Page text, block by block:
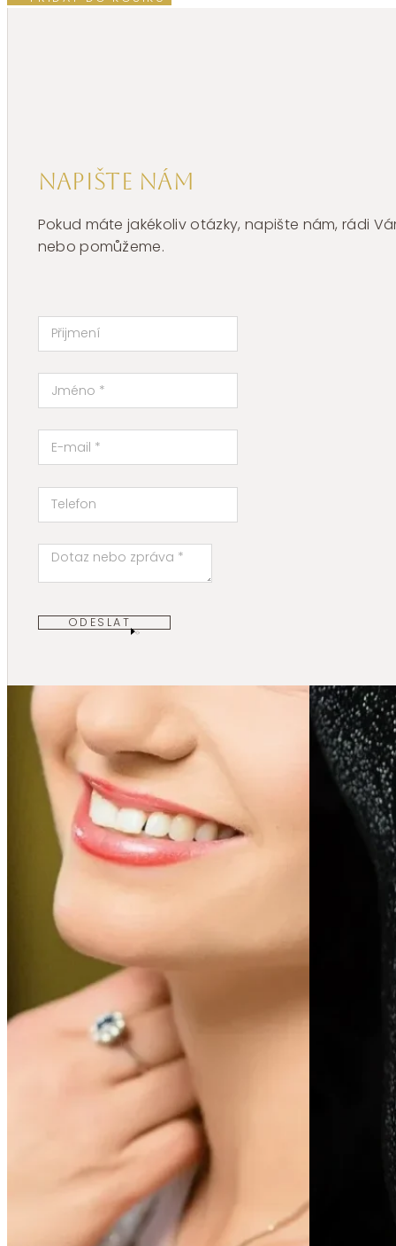
Brosway
Napište nám
Pokud máte jakékoliv otázky, napište nám, rádi
nebo pomůžeme.
ODESLAT